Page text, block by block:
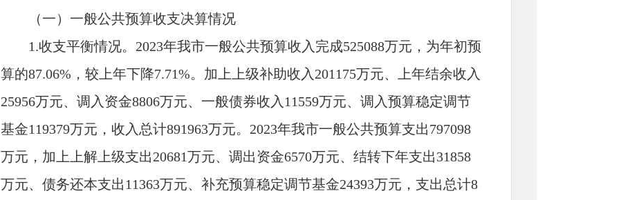
（一）一般公共预算收支决算情况
1.收支平衡情况。2023年我市一般公共预算收入完成525088万元，为年初预
算的87.06%，较上年下降7.71%。加上上级补助收入201175万元、上年结余收入
25956万元、调入资金8806万元、一般债券收入11559万元、调入预算稳定调节
基金119379万元，收入总计891963万元。2023年我市一般公共预算支出797098
万元，加上上解上级支出20681万元、调出资金6570万元、结转下年支出31858
万元、债务还本支出11363万元、补充预算稳定调节基金24393万元，支出总计8